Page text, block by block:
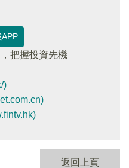
把握投資先機
)
返回上頁